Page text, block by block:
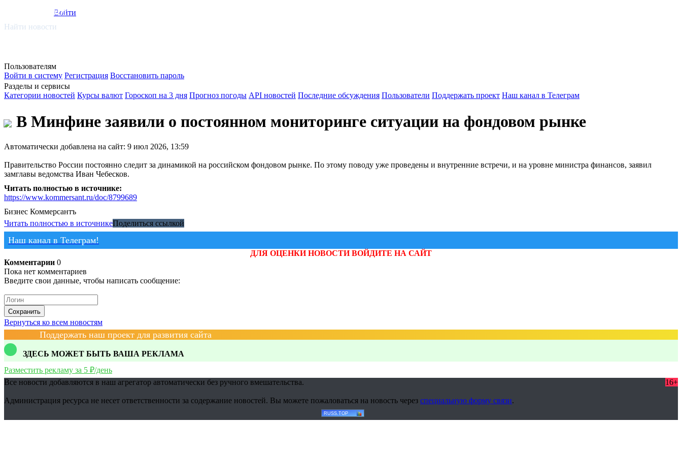
smi.mobi
Войти
Найти новости
Пользователям
Войти в систему Регистрация Восстановить пароль
Разделы и сервисы
Категории новостей Курсы валют Гороскоп на 3 дня Прогноз погоды API новостей Последние обсуждения Пользователи Поддержать проект Наш канал в Телеграм
В Минфине заявили о постоянном мониторинге ситуации на фондовом рынке
Автоматически добавлена на сайт: 9 июл 2026, 13:59
Правительство России постоянно следит за динамикой на российском фондовом рынке. По этому поводу уже проведены и внутренние встречи, и на уровне министра финансов, заявил
замглавы ведомства Иван Чебесков.
Читать полностью в источнике:
https://www.kommersant.ru/doc/8799689
Бизнес Коммерсантъ
Читать полностью в источникеПоделиться ссылкой
Наш канал в Телеграм!
ДЛЯ ОЦЕНКИ НОВОСТИ ВОЙДИТЕ НА САЙТ
Комментарии 0
Пока нет комментариев
Введите свои данные, чтобы написать сообщение:
Сохранить
Вернуться ко всем новостям
Поддержать наш проект для развития сайта
ЗДЕСЬ МОЖЕТ БЫТЬ ВАША РЕКЛАМА
Разместить рекламу за 5 ₽/день
Все новости добавляются в наш агрегатор автоматически без ручного вмешательства.
16+
Администрация ресурса не несет ответственности за содержание новостей. Вы можете пожаловаться на новость через специальную форму связи.